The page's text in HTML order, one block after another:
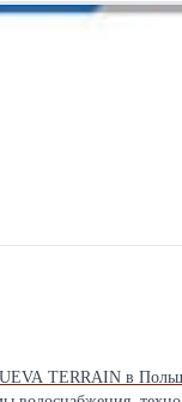
МПа Ду, мм d L D
110 4-ф18 160
90 4-ф18 100 162
20 18 190 125 90